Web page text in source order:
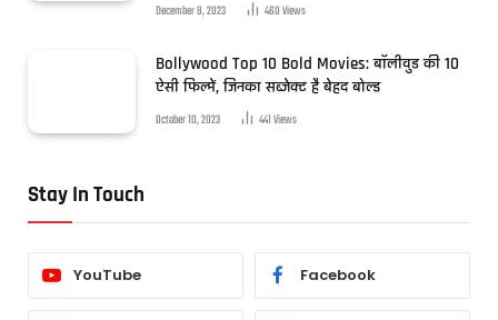
December 8, 2023 460Views
Bollywood Top 10 Bold Movies: बॉलीवुड की 10
ऐसी फिल्में, जिनका सब्जेक्ट है बेहद बोल्ड
October 10, 2023 441Views
Stay In Touch
YouTube Facebook